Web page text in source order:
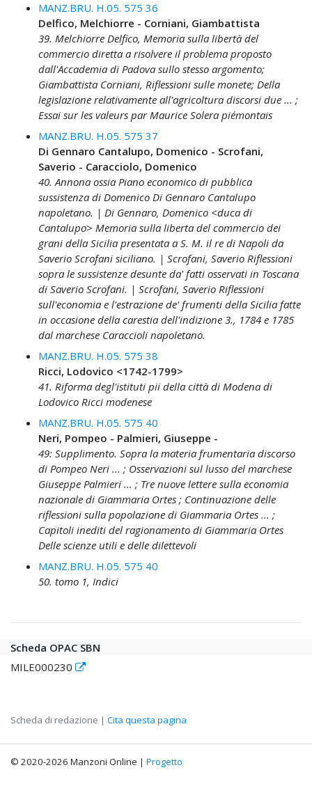
MANZ.BRU. H.05. 575 36
Delfico, Melchiorre - Corniani, Giambattista
39. Melchiorre Delfico, Memoria sulla libertà del
commercio diretta a risolvere il problema proposto
dall'Accademia di Padova sullo stesso argomento;
Giambattista Corniani, Riflessioni sulle monete; Della
legislazione relativamente all'agricoltura discorsi due ... ;
Essai sur les valeurs par Maurice Solera piémontais
MANZ.BRU. H.05. 575 37
Di Gennaro Cantalupo, Domenico - Scrofani,
Saverio - Caracciolo, Domenico
40. Annona ossia Piano economico di pubblica
sussistenza di Domenico Di Gennaro Cantalupo
napoletano. | Di Gennaro, Domenico <duca di
Cantalupo> Memoria sulla liberta del commercio dei
grani della Sicilia presentata a S. M. il re di Napoli da
Saverio Scrofani siciliano. | Scrofani, Saverio Riflessioni
sopra le sussistenze desunte da' fatti osservati in Toscana
di Saverio Scrofani. | Scrofani, Saverio Riflessioni
sull'economia e l'estrazione de' frumenti della Sicilia fatte
in occasione della carestia dell'indizione 3., 1784 e 1785
dal marchese Caraccioli napoletano.
MANZ.BRU. H.05. 575 38
Ricci, Lodovico <1742-1799>
41. Riforma degl'istituti pii della città di Modena di
Lodovico Ricci modenese
MANZ.BRU. H.05. 575 40
Neri, Pompeo - Palmieri, Giuseppe -
49: Supplimento. Sopra la materia frumentaria discorso
di Pompeo Neri ... ; Osservazioni sul lusso del marchese
Giuseppe Palmieri ... ; Tre nuove lettere sulla economia
nazionale di Giammaria Ortes ; Continuazione delle
riflessioni sulla popolazione di Giammaria Ortes ... ;
Capitoli inediti del ragionamento di Giammaria Ortes
Delle scienze utili e delle dilettevoli
MANZ.BRU. H.05. 575 40
50. tomo 1, Indici
Scheda OPAC SBN
MILE000230
Scheda di redazione | Cita questa pagina
© 2020-2026 Manzoni Online | Progetto